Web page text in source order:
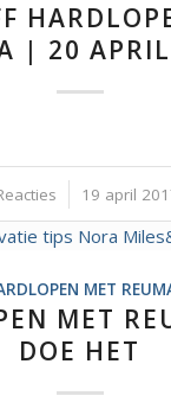
| 20
19 april
MET
MET
DOE HET